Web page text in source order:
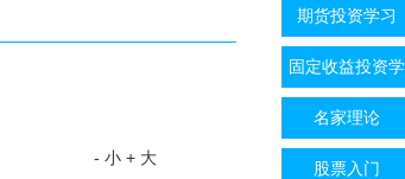
- 小 + 大
期货投资学习
固定收益投资学
习..
名家理论
股票入门